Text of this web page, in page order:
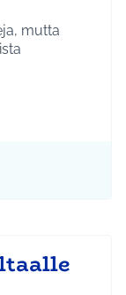
mutta
ja